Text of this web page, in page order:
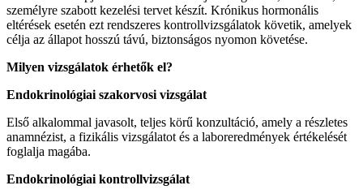
személyre szabott kezelési tervet készít. Krónikus hormonális
eltérések esetén ezt rendszeres kontrollvizsgálatok követik, amelyek
célja az állapot hosszú távú, biztonságos nyomon követése.
Milyen vizsgálatok érhetők el?
Endokrinológiai szakorvosi vizsgálat
Első alkalommal javasolt, teljes körű konzultáció, amely a részletes
anamnézist, a fizikális vizsgálatot és a laboreredmények értékelését
foglalja magába.
Endokrinológiai kontrollvizsgálat